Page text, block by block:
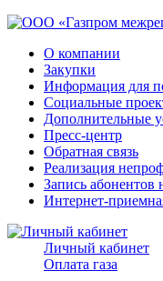
О компании
Закупки
Информация для
Социальные
Дополнительные
Пресс-центр
Обратная связь
Реализация
Запись абонентов
Интернет-
Личный кабинет
Оплата газа